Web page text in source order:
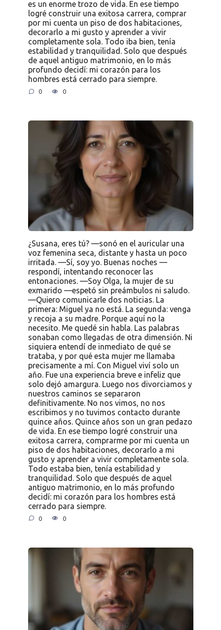
es un enorme trozo de vida. En ese tiempo
logré construir una exitosa carrera, comprar
por mi cuenta un piso de dos habitaciones,
decorarlo a mi gusto y aprender a vivir
completamente sola. Todo iba bien, tenía
estabilidad y tranquilidad. Solo que después
de aquel antiguo matrimonio, en lo más
profundo decidí: mi corazón para los
hombres está cerrado para siempre.
0 0
¿Susana, eres tú? —sonó en el auricular una
voz femenina seca, distante y hasta un poco
irritada. —Sí, soy yo. Buenas noches —
respondí, intentando reconocer las
entonaciones. —Soy Olga, la mujer de su
exmarido —espetó sin preámbulos ni saludo.
—Quiero comunicarle dos noticias. La
primera: Miguel ya no está. La segunda: venga
y recoja a su madre. Porque aquí no la
necesito. Me quedé sin habla. Las palabras
sonaban como llegadas de otra dimensión. Ni
siquiera entendí de inmediato de qué se
trataba, y por qué esta mujer me llamaba
precisamente a mí. Con Miguel viví solo un
año. Fue una experiencia breve e infeliz que
solo dejó amargura. Luego nos divorciamos y
nuestros caminos se separaron
definitivamente. No nos vimos, no nos
escribimos y no tuvimos contacto durante
quince años. Quince años son un gran pedazo
de vida. En ese tiempo logré construir una
exitosa carrera, comprarme por mi cuenta un
piso de dos habitaciones, decorarlo a mi
gusto y aprender a vivir completamente sola.
Todo estaba bien, tenía estabilidad y
tranquilidad. Solo que después de aquel
antiguo matrimonio, en lo más profundo
decidí: mi corazón para los hombres está
cerrado para siempre.
0 0